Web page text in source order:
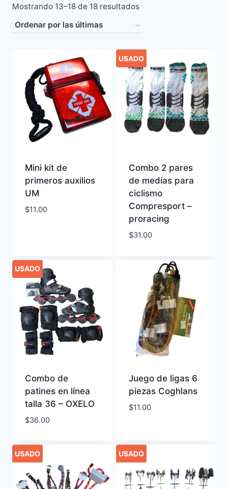
Mostrando 13–18 de 18 resultadosSorted
latest
Mini kit de
primeros auxilios
UM
$11.00
USADO
Combo 2 pares
de medias para
ciclismo
Compresport –
proracing
$31.00
USADO
Combo de
patines en línea
talla 36 – OXELO
$36.00
Juego de ligas 6
piezas Coghlans
$11.00
USADO USADO